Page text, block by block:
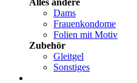
Alles andere
Dams
Frauenkondome
Folien mit Motiv
Zubehör
Gleitgel
Sonstiges